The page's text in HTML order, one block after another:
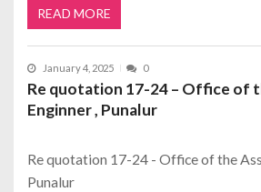
READ MORE
January 4, 2025 0
Re quotation 17-24 – Office of
Enginner , Punalur
Re quotation 17-24 - Office of the
Punalur